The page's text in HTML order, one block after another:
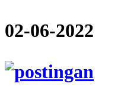
02-06-2022